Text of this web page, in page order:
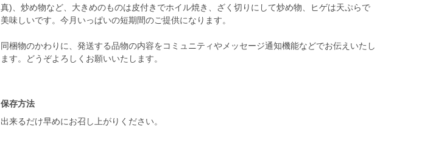
真)、炒め物など、大きめのものは皮付きでホイル焼き、ざく切りにして炒め物、ヒゲは天ぷらで
美味しいです。今月いっぱいの短期間のご提供になります。
同梱物のかわりに、発送する品物の内容をコミュニティやメッセージ通知機能などでお伝えいたし
ます。どうぞよろしくお願いいたします。
保存方法
出来るだけ早めにお召し上がりください。